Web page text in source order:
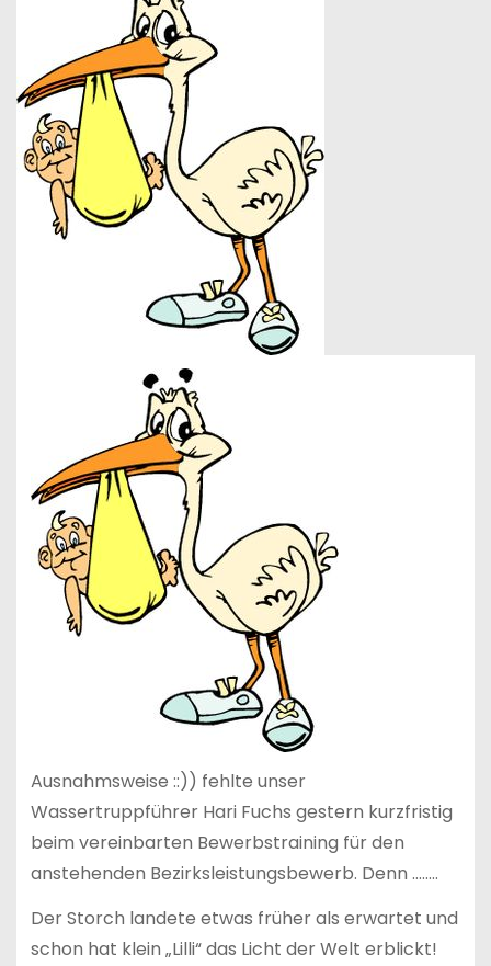
Ausnahmsweise ::)) fehlte unser
Wassertruppführer Hari Fuchs gestern kurzfristig
beim vereinbarten Bewerbstraining für den
anstehenden Bezirksleistungsbewerb. Denn ……..
Der Storch landete etwas früher als erwartet und
schon hat klein „Lilli“ das Licht der Welt erblickt!